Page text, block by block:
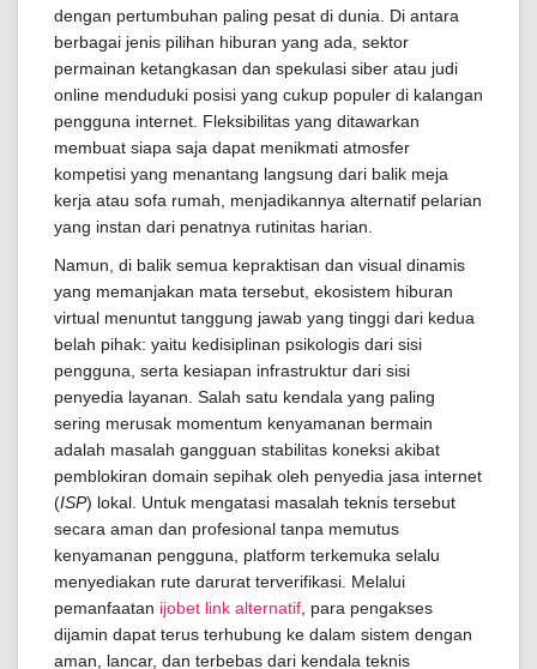
dengan pertumbuhan paling pesat di dunia. Di antara
berbagai jenis pilihan hiburan yang ada, sektor
permainan ketangkasan dan spekulasi siber atau judi
online menduduki posisi yang cukup populer di kalangan
pengguna internet. Fleksibilitas yang ditawarkan
membuat siapa saja dapat menikmati atmosfer
kompetisi yang menantang langsung dari balik meja
kerja atau sofa rumah, menjadikannya alternatif pelarian
yang instan dari penatnya rutinitas harian.
Namun, di balik semua kepraktisan dan visual dinamis
yang memanjakan mata tersebut, ekosistem hiburan
virtual menuntut tanggung jawab yang tinggi dari kedua
belah pihak: yaitu kedisiplinan psikologis dari sisi
pengguna, serta kesiapan infrastruktur dari sisi
penyedia layanan. Salah satu kendala yang paling
sering merusak momentum kenyamanan bermain
adalah masalah gangguan stabilitas koneksi akibat
pemblokiran domain sepihak oleh penyedia jasa internet
(ISP) lokal. Untuk mengatasi masalah teknis tersebut
secara aman dan profesional tanpa memutus
kenyamanan pengguna, platform terkemuka selalu
menyediakan rute darurat terverifikasi. Melalui
pemanfaatan ijobet link alternatif , para pengakses
dijamin dapat terus terhubung ke dalam sistem dengan
aman, lancar, dan terbebas dari kendala teknis